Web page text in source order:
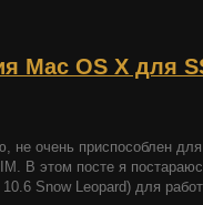
Mac OS X для
очень приспособлен
В этом посте я
Snow Leopard) для